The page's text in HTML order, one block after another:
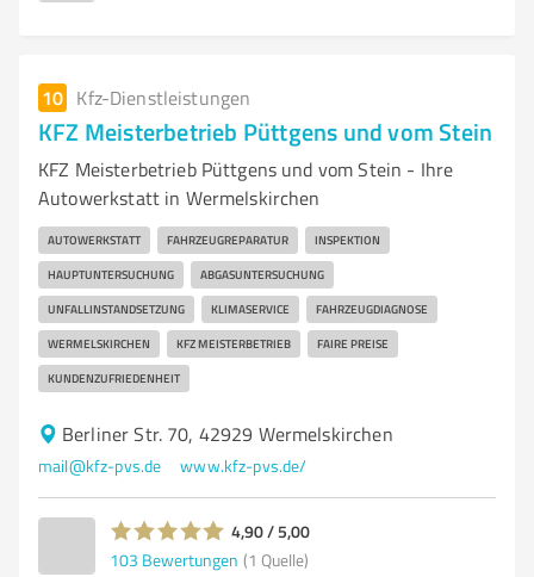
10 Kfz-Dienstleistungen
KFZ Meisterbetrieb Püttgens und vom Stein
KFZ Meisterbetrieb Püttgens und vom Stein - Ihre
Autowerkstatt in Wermelskirchen
AUTOWERKSTATT FAHRZEUGREPARATUR INSPEKTION
HAUPTUNTERSUCHUNG ABGASUNTERSUCHUNG
UNFALLINSTANDSETZUNG KLIMASERVICE FAHRZEUGDIAGNOSE
WERMELSKIRCHEN KFZ MEISTERBETRIEB FAIRE PREISE
KUNDENZUFRIEDENHEIT
Berliner Str. 70, 42929 Wermelskirchen
mail@kfz-pvs.de www.kfz-pvs.de/
4,90 / 5,00
103 Bewertungen (1 Quelle)